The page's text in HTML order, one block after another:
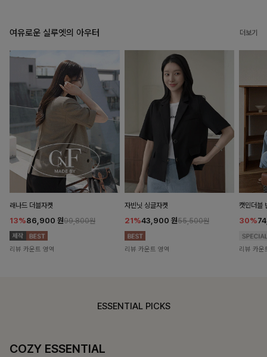
여유로운 실루엣의 아우터 더보기
래나드 더블자켓
13%86,900 원99,800원
리뷰 카운트 영역
자빈닛 싱글자켓
21%43,900 원55,500원
리뷰 카운트 영역
캣민더블
30%
리뷰 카운
ESSENTIAL PICKS
COZY ESSENTIAL